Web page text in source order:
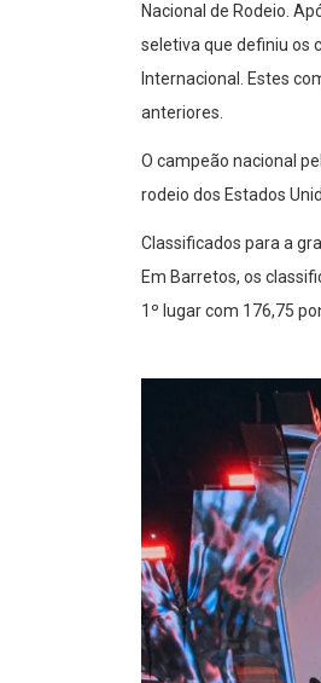
Nacional de Rodeio.
seletiva que definiu os
Internacional. Estes
anteriores.
O campeão nacional
rodeio dos Estados
Classificados para a
Em Barretos, os
1º lugar com 176,75